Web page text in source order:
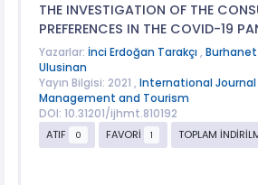
THE INVESTIGATION OF THE
PREFERENCES IN THE COVID-19
Yazarlar: İnci Erdoğan Tarakçı ,
Ulusinan
Yayın Bilgisi: 2021 , International
Management and Tourism
DOI: 10.31201/ijhmt.810192
ATIF
0 FAVORİ 1 TOPLAM